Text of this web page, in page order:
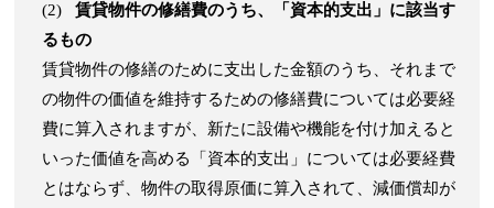
(2)
賃貸物件の修繕費のうち、「資本的支出」に該当す
るもの
賃貸物件の修繕のために支出した金額のうち、それまで
の物件の価値を維持するための修繕費については必要経
費に算入されますが、新たに設備や機能を付け加えると
いった価値を高める「資本的支出」については必要経費
とはならず、物件の取得原価に算入されて、減価償却が